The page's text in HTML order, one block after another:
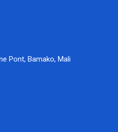
Pont, Bamako, Mali